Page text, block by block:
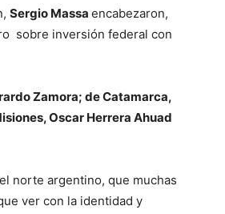
Sergio Massa encabezaron,
sobre inversión federal con
Zamora; de Catamarca,
Oscar Herrera Ahuad
norte argentino, que muchas
ver con la identidad y